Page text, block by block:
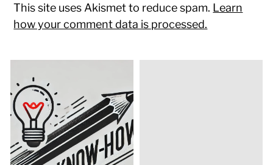
This site uses Akismet to reduce spam. Learn
how your comment data is processed.